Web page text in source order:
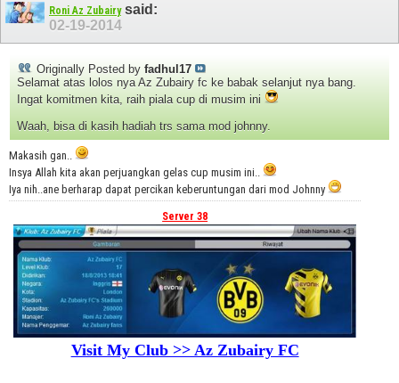
Roni Az Zubairysaid:
02-19-2014
Originally Posted by fadhul17
Selamat atas lolos nya Az Zubairy fc ke babak selanjut nya bang.
Ingat komitmen kita, raih piala cup di musim ini
Waah, bisa di kasih hadiah trs sama mod johnny.
Makasih gan..
Insya Allah kita akan perjuangkan gelas cup musim ini..
Iya nih..ane berharap dapat percikan keberuntungan dari mod Johnny
Server 38
Visit My Club >> Az Zubairy FC